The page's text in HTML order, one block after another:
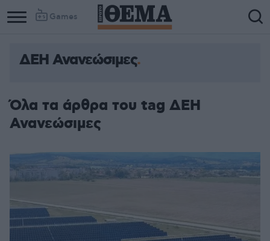
Games
ΔΕΗ Ανανεώσιμες
Όλα τα άρθρα του tag ΔΕΗ
Ανανεώσιμες